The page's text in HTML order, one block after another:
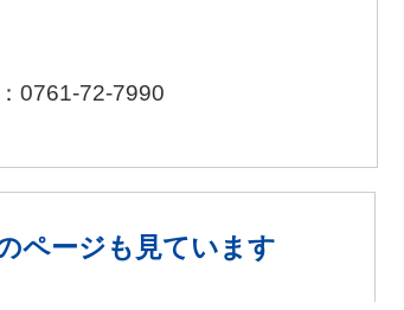
0761-72-7990
ページも見ています